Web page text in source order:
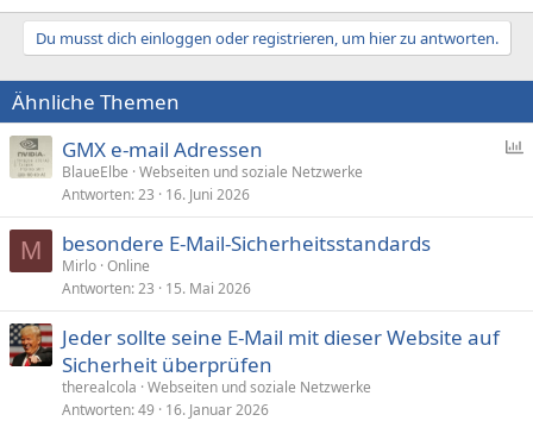
Du musst dich einloggen oder registrieren, um hier zu antworten.
Ähnliche Themen
r
GMX e-mail Adressen
BlaueElbe Webseiten und soziale Netzwerke
Antworten 23 16. Juni 2026
M besondere E-Mail-Sicherheitsstandards
Mirlo Online
Antworten 23 15. Mai 2026
Jeder sollte seine E-Mail mit dieser Website auf
Sicherheit überprüfen
therealcola Webseiten und soziale Netzwerke
Antworten 49 16. Januar 2026